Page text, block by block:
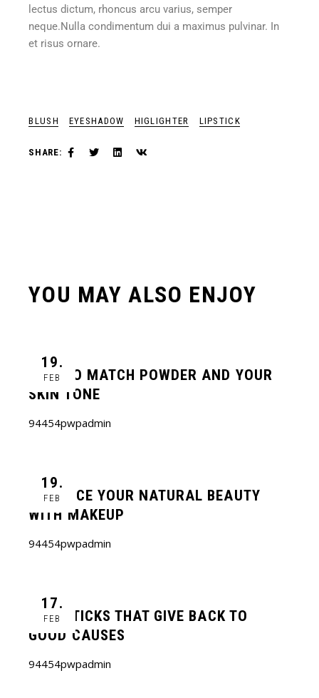
lectus dictum, rhoncus arcu varius, semper
neque.Nulla condimentum dui a maximus pulvinar. In
et risus ornare.
BLUSH EYESHADOW HIGLIGHTER LIPSTICK
SHARE:
YOU MAY ALSO ENJOY
19.
FEB
HOW TO MATCH POWDER AND YOUR
SKIN TONE
94454pwpadmin
19.
FEB
ENHANCE YOUR NATURAL BEAUTY
WITH MAKEUP
94454pwpadmin
17.
FEB
5 LIPSTICKS THAT GIVE BACK TO
GOOD CAUSES
94454pwpadmin